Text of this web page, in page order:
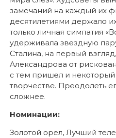
замечаний на каждый их
десятилетиями держало
только личная симпатия
удерживала звездную
Сталина, на первый
Александрова от
с тем пришел и некоторый
творчестве. Преодолеть
сложнее.
Номинации:
Золотой орел, Лучший